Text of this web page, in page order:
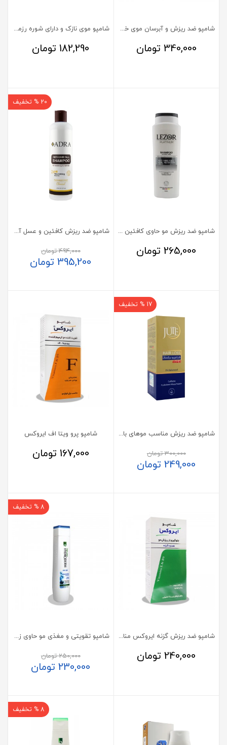
شامپو ضد ریزش و آبرسان موی خشک هیدرو کافئین ثی ثه 250 میل
340,000 تومان
شامپو موی نازک و دارای شوره رزماری پرژک 450 گرم
182,290 تومان
شامپو ضد ریزش مو حاوی کافئین لزور 400 میلی‌لیتر
265,000تومان
20 % تخفیف
شامپو ضد ریزش کافئین و عسل آدرا 270 میلی لیتر
494,000تومان
395,200تومان
17 % تخفیف
شامپو ضد ریزش مناسب موهای بانوان ژوت
300,000تومان
249,000تومان
شامپو پرو ویتا اف ایروکس
167,000 تومان
شامپو ضد ریزش گزنه ایروکس مناسب موی چرب تا معمولی 200 گرم
240,000تومان
8 % تخفیف
شامپو تقویتی و مغذی مو حاوی زینک و کیوتن هیدرودرم 250 میلی لیتر
250,000تومان
230,000تومان
8 % تخفیف